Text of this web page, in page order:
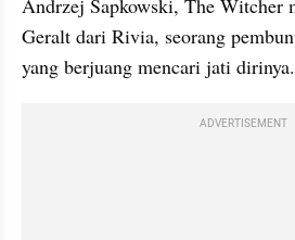
Andrzej Sapkowski, The Witcher
Geralt dari Rivia, seorang
yang berjuang mencari jati dirinya.
ADVERTISEMENT